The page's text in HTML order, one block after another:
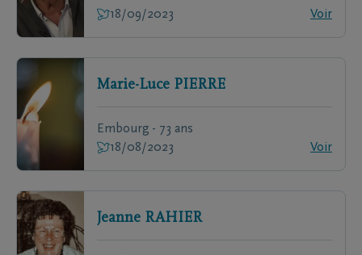
18/09/2023
Voir
Marie-Luce PIERRE
Embourg - 73 ans
18/08/2023
Voir
Jeanne RAHIER